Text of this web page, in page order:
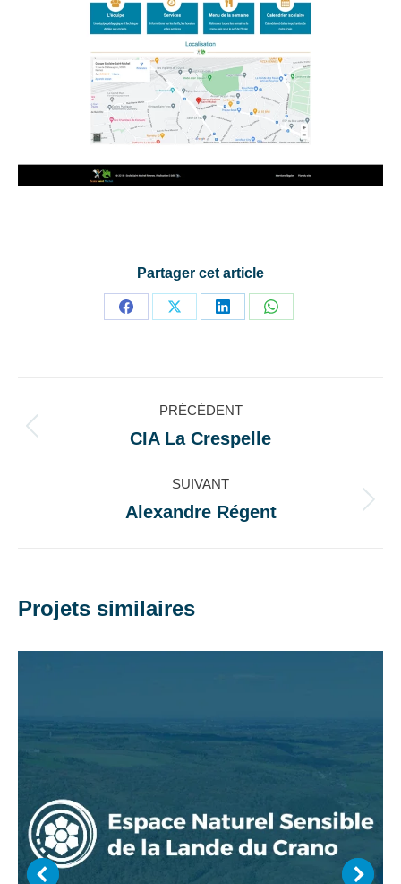
Partager cet article
PartagerPartagerPartagerPartager
Navigation
de
commentaire
PRÉCÉDENT
Onglet
CIA La Crespelle
SUIVANT
Projets
Alexandre Régent
Projets similaires